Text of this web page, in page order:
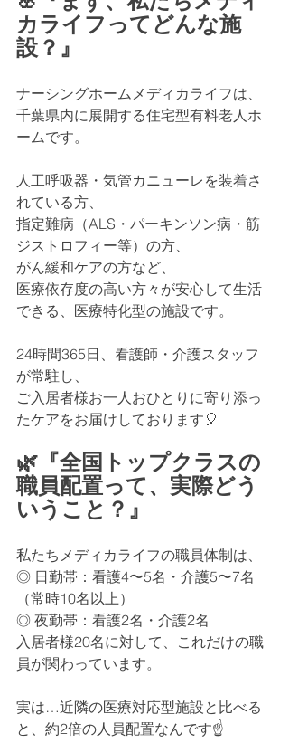
カライフってどんな施
設？』
ナーシングホームメディカライフは、
千葉県内に展開する住宅型有料老人ホ
ームです。
人工呼吸器・気管カニューレを装着さ
れている方、
指定難病（ALS・パーキンソン病・筋
ジストロフィー等）の方、
がん緩和ケアの方など、
医療依存度の高い方々が安心して生活
できる、医療特化型の施設です。
24時間365日、看護師・介護スタッフ
が常駐し、
ご入居者様お一人おひとりに寄り添っ
たケアをお届けしております🎈
🌿『全国トップクラスの
職員配置って、実際どう
いうこと？』
私たちメディカライフの職員体制は、
◎ 日勤帯：看護4〜5名・介護5〜7名
（常時10名以上）
◎ 夜勤帯：看護2名・介護2名
入居者様20名に対して、これだけの職
員が関わっています。
実は…近隣の医療対応型施設と比べる
と、約2倍の人員配置なんです☝️